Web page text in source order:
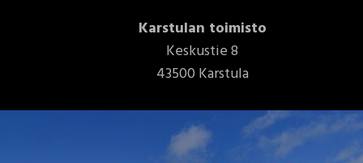
Karstulan toimisto
Keskustie 8
43500 Karstula